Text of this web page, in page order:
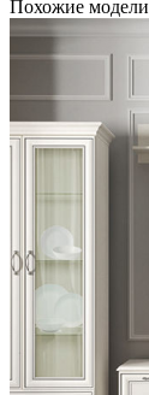
Похожие модели